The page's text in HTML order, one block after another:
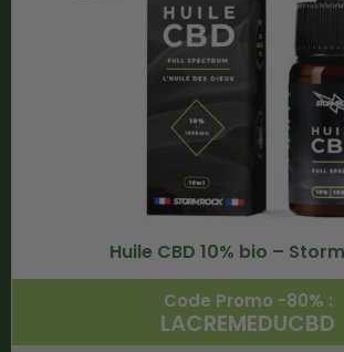
Huile CBD 10% bio –
Code Promo -80% :
LACREMEDUCBD